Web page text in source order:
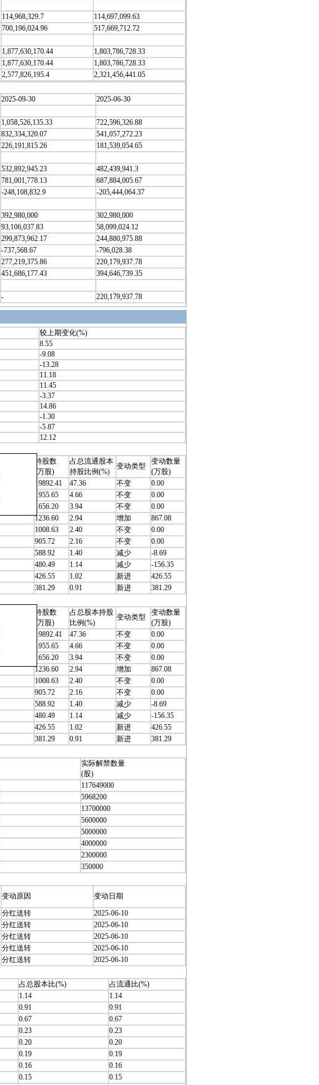
114,968,329.7
114,697,099.63
700,196,024.96
517,669,712.72
1,877,630,170.44
1,803,786,728.33
1,877,630,170.44
1,803,786,728.33
2,577,826,195.4
2,321,456,441.05
2025-09-30
2025-06-30
1,058,526,135.33
722,596,326.88
832,334,320.07
541,057,272.23
226,191,815.26
181,539,054.65
532,892,945.23
482,439,941.3
781,001,778.13
687,884,005.67
-248,108,832.9
-205,444,064.37
392,980,000
302,980,000
93,106,037.83
58,099,024.12
299,873,962.17
244,880,975.88
-737,568.67
-796,028.38
277,219,375.86
220,179,937.78
451,686,177.43
394,646,739.35
- 220,179,937.78
较上期变化(%)
8.55
-9.08
-13.28
11.18
11.45
-3.37
14.86
-1.30
-5.87
12.12
持股数
(万股)
占总流通股本
持股比例(%)
变动类型
变动数量
(万股)
19892.41 47.36 不变
0.00
1955.65 4.66 不变
0.00
1656.20 3.94 不变
0.00
1236.60 2.94 增加
867.08
1008.63 2.40 不变
0.00
905.72 2.16 不变
0.00
588.92 1.40 减少
-8.69
480.49 1.14 减少
-156.35
426.55 1.02 新进
426.55
381.29 0.91 新进 381.29
持股数
(万股)
占总股本持股
比例(%)
变动类型
变动数量
(万股)
19892.41 47.36 不变
0.00
1955.65 4.66 不变
0.00
1656.20 3.94 不变
0.00
1236.60 2.94 增加
867.08
1008.63 2.40 不变
0.00
905.72 2.16 不变
0.00
588.92 1.40 减少
-8.69
480.49 1.14 减少
-156.35
426.55 1.02 新进
426.55
381.29 0.91 新进 381.29
实际解禁数量
(股)
117649000
5968200
13700000
5600000
5000000
4000000
2300000
350000
变动原因
变动日期
分红送转
2025-06-10
分红送转
2025-06-10
分红送转
2025-06-10
分红送转
2025-06-10
分红送转 2025-06-10
占总股本比(%)
占流通比(%)
1.14
1.14
0.91
0.91
0.67
0.67
0.23
0.23
0.20
0.20
0.19
0.19
0.16
0.16
0.15
0.15